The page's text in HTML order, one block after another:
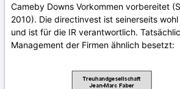
Cameby Downs Vorkommen vorbereitet
2010). Die directinvest ist seinerseits
und ist für die IR verantwortlich.
Management der Firmen ähnlich besetzt: